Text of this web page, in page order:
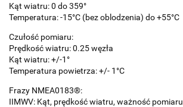
Kąt wiatru: 0 do 359°
Temperatura: -15°C (bez oblodzenia) do +55°C
Czułość pomiaru:
Prędkość wiatru: 0.25 węzła
Kąt wiatru: +/-1°
Temperatura powietrza: +/- 1°C
Frazy NMEA0183®:
IIMWV: Kąt, prędkość wiatru, ważność pomiaru